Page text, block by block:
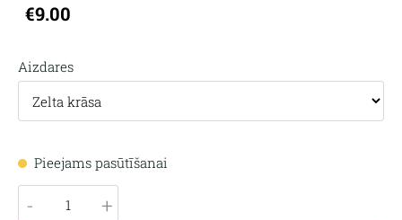
€9.00
Aizdares
Pieejams pasūtīšanai
- +